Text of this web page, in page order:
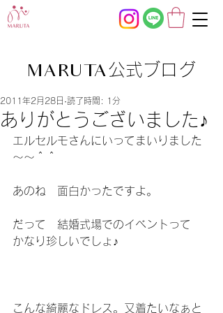
MARUTA公式ブログ
ありがとうございました♪
2011年2月28日 読了時間: 1分
エルセルモさんにいってまいりました
～～＾＾
あのね　面白かったですよ。
だって　結婚式場でのイベントって
かなり珍しいでしょ♪
こんな綺麗なドレス。又着たいなぁと